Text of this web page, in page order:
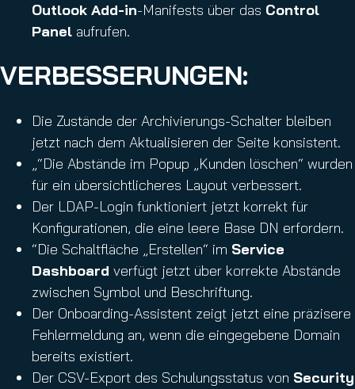
Outlook Add-in-Manifests über das Control
Panel aufrufen.
VERBESSERUNGEN:
Die Zustände der Archivierungs-Schalter bleiben
jetzt nach dem Aktualisieren der Seite konsistent.
„“Die Abstände im Popup „Kunden löschen“ wurden
für ein übersichtlicheres Layout verbessert.
Der LDAP-Login funktioniert jetzt korrekt für
Konfigurationen, die eine leere Base DN erfordern.
“Die Schaltfläche „Erstellen“ im Service
Dashboard verfügt jetzt über korrekte Abstände
zwischen Symbol und Beschriftung.
Der Onboarding-Assistent zeigt jetzt eine präzisere
Fehlermeldung an, wenn die eingegebene Domain
bereits existiert.
Der CSV-Export des Schulungsstatus von Security